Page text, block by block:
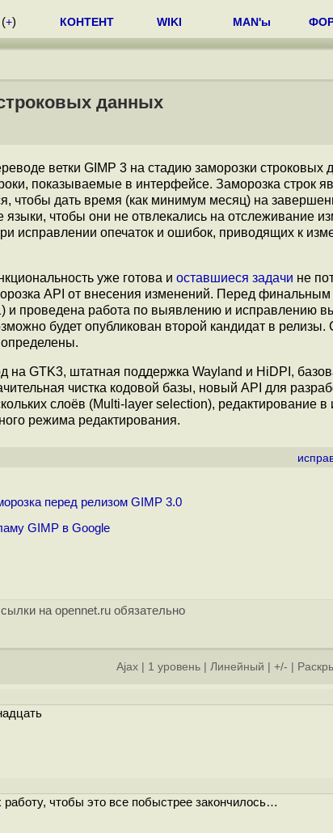
(+) КОНТЕНТ WIKI MAN'ы
данных
ветки GIMP 3 на стадию заморозки строковых
показываемые в интерфейсе. Заморозка строк
чтобы дать время (как минимум месяц) на
чтобы они не отвлекались на отслеживание
исправлении опечаток и ошибок, приводящих к
уже готова и оставшиеся задачи не
API от внесения изменений. Перед финальным
и проведена работа по выявлению и исправлению
будет опубликован второй кандидат в релизы.
на GTK3, штатная поддержка Wayland и HiDPI,
чистка кодовой базы, новый API для
слоёв (Multi-layer selection), редактирование в
режима редактирования.
перед релизом GIMP 3.0
GIMP в Google
на opennet.ru обязательно
Ajax 1 уровень Линейный +/-
чтобы это все побыстрее закончилось…